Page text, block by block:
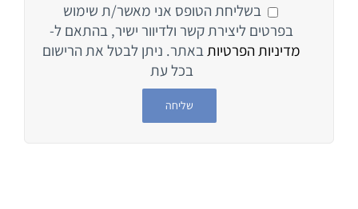
בשליחת הטופס אני מאשר/ת שימוש
בפרטים ליצירת קשר ולדיוור ישיר, בהתאם ל-
מדיניות הפרטיותבאתר. ניתן לבטל את הרישום
בכל עת